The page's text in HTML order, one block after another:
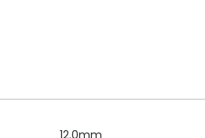
12.0mm